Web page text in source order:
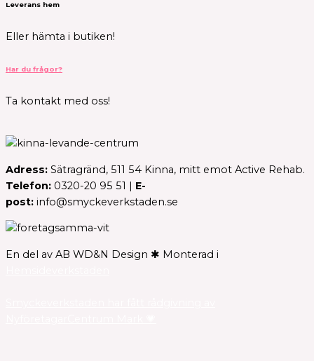
Leverans hem
Eller hämta i butiken!
Har du frågor?
Ta kontakt med oss!
Adress: Sätragränd, 511 54 Kinna, mitt emot Active Rehab.
Telefon: 0320-20 95 51 | E-
post: info@smyckeverkstaden.se
En del av AB WD&N Design ✱ Monterad i